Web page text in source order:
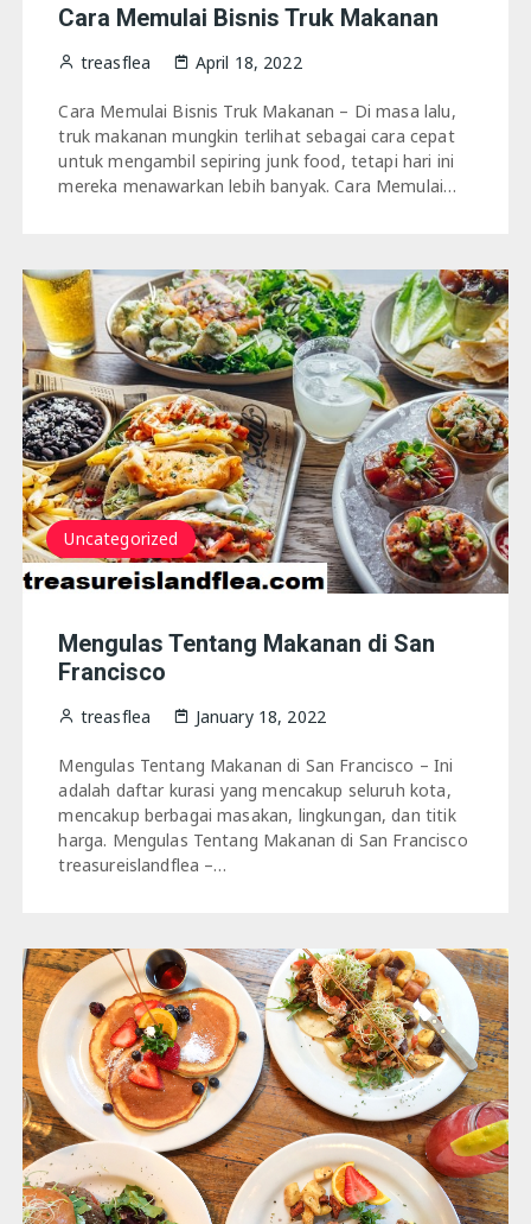
Cara Memulai Bisnis Truk Makanan
treasflea April 18, 2022
Cara Memulai Bisnis Truk Makanan – Di masa lalu,
truk makanan mungkin terlihat sebagai cara cepat
untuk mengambil sepiring junk food, tetapi hari ini
mereka menawarkan lebih banyak. Cara Memulai…
Uncategorized
Mengulas Tentang Makanan di San
Francisco
treasflea January 18, 2022
Mengulas Tentang Makanan di San Francisco – Ini
adalah daftar kurasi yang mencakup seluruh kota,
mencakup berbagai masakan, lingkungan, dan titik
harga. Mengulas Tentang Makanan di San Francisco
treasureislandflea –…